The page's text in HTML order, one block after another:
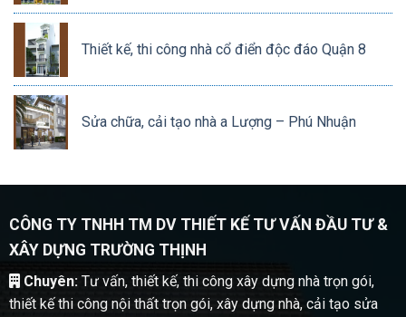
Thiết kế, thi công nhà cổ điển độc đáo Quận 8
Sửa chữa, cải tạo nhà a Lượng – Phú Nhuận
CÔNG TY TNHH TM DV THIẾT KẾ TƯ VẤN ĐẦU TƯ &
XÂY DỰNG TRƯỜNG THỊNH
Chuyên:Tư vấn, thiết kế, thi công xây dựng nhà trọn gói,
thiết kế thi công nội thất trọn gói, xây dựng nhà, cải tạo sửa